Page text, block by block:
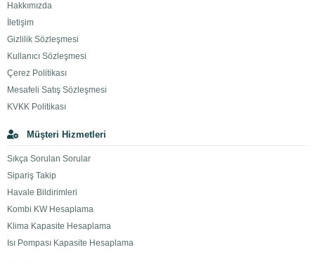
Hakkımızda
İletişim
Gizlilik Sözleşmesi
Kullanıcı Sözleşmesi
Çerez Politikası
Mesafeli Satış Sözleşmesi
KVKK Politikası
Müşteri Hizmetleri
Sıkça Sorulan Sorular
Sipariş Takip
Havale Bildirimleri
Kombi KW Hesaplama
Klima Kapasite Hesaplama
Isı Pompası Kapasite Hesaplama